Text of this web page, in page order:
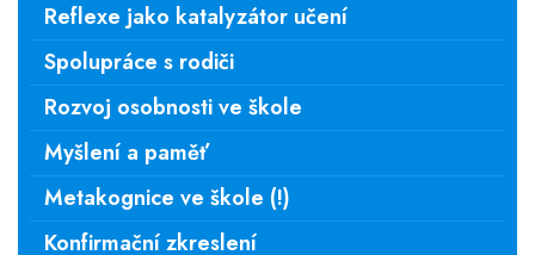
Reflexe jako katalyzátor učení
Spolupráce s rodiči
Rozvoj osobnosti ve škole
Myšlení a paměť
Metakognice ve škole (!)
Konfirmační zkreslení